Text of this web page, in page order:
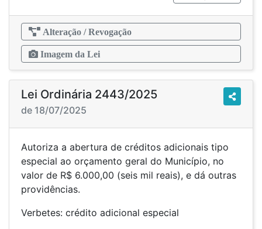
Alteração / Revogação
Imagem da Lei
Lei Ordinária 2443/2025
de 18/07/2025
Autoriza a abertura de créditos adicionais tipo
especial ao orçamento geral do Município, no
valor de R$ 6.000,00 (seis mil reais), e dá outras
providências.
Verbetes: crédito adicional especial